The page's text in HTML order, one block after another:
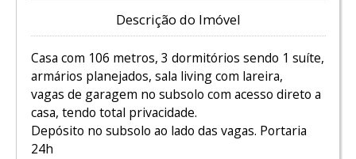
Descrição do Imóvel
Casa com 106 metros, 3 dormitórios sendo 1 suíte,
armários planejados, sala living com lareira,
vagas de garagem no subsolo com acesso direto a
casa, tendo total privacidade.
Depósito no subsolo ao lado das vagas. Portaria
24h